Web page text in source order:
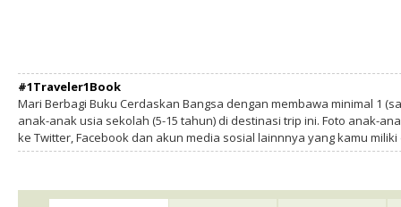
#1Traveler1Book
Mari Berbagi Buku Cerdaskan Bangsa dengan membawa minimal 1
anak-anak usia sekolah (5-15 tahun) di destinasi trip ini. Foto anak-
ke Twitter, Facebook dan akun media sosial lainnnya yang kamu